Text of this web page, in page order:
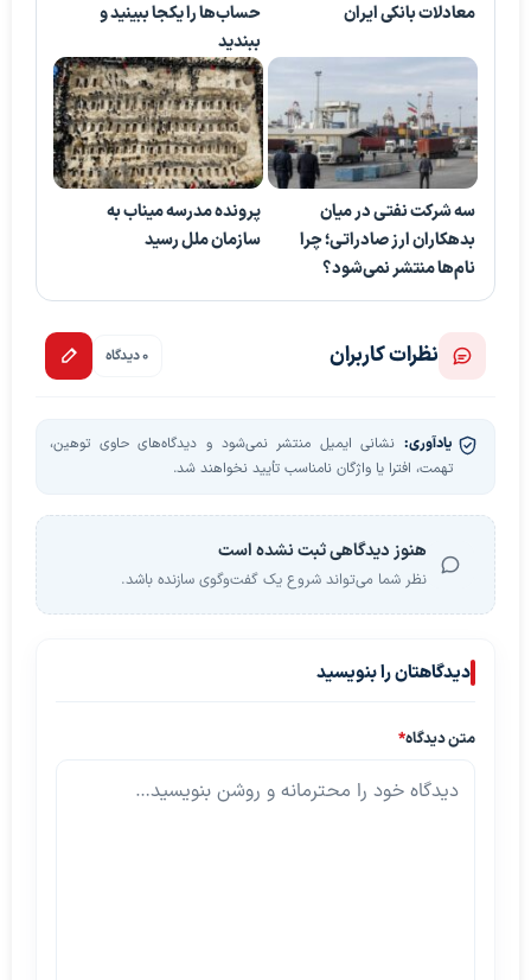
معادلات بانکی ایران
حساب‌ها را یکجا ببینید و
ببندید
سه شرکت نفتی در میان
بدهکاران ارز صادراتی؛ چرا
نام‌ها منتشر نمی‌شود؟
پرونده مدرسه میناب به
سازمان ملل رسید
نظرات کاربران 0 دیدگاه
یادآوری: نشانی ایمیل منتشر نمی‌شود و دیدگاه‌های حاوی توهین،
تهمت، افترا یا واژگان نامناسب تأیید نخواهند شد.
هنوز دیدگاهی ثبت نشده است
نظر شما می‌تواند شروع یک گفت‌وگوی سازنده باشد.
دیدگاهتان را بنویسید
متن دیدگاه*